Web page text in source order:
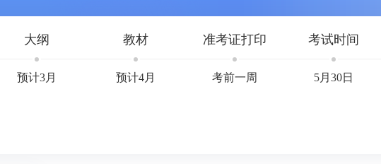
大纲
预计3月
教材
预计4月
准考证打印
考前一周
考试时间
5月30日